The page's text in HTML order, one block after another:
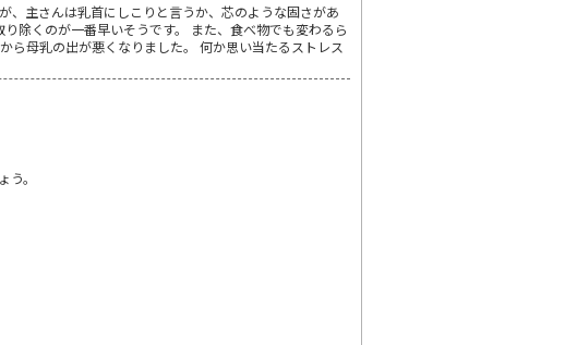
、主さんは乳首にしこりと言うか、芯のような固さがあ
除くのが一番早いそうです。 また、食べ物でも変わるら
ら母乳の出が悪くなりました。 何か思い当たるストレス
。